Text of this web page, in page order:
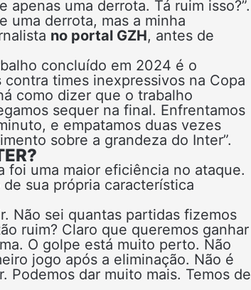
uma derrota. Tá ruim isso?”.
uma derrota, mas a minha
no portal GZH, antes de
concluído em 2024 é o
times inexpressivos na Copa
como dizer que o trabalho
sequer na final. Enfrentamos
e empatamos duas vezes
sobre a grandeza do Inter”.
foi uma maior eficiência no ataque.
sua própria característica
Não sei quantas partidas fizemos
ruim? Claro que queremos ganhar
O golpe está muito perto. Não
jogo após a eliminação. Não é
Podemos dar muito mais. Temos de